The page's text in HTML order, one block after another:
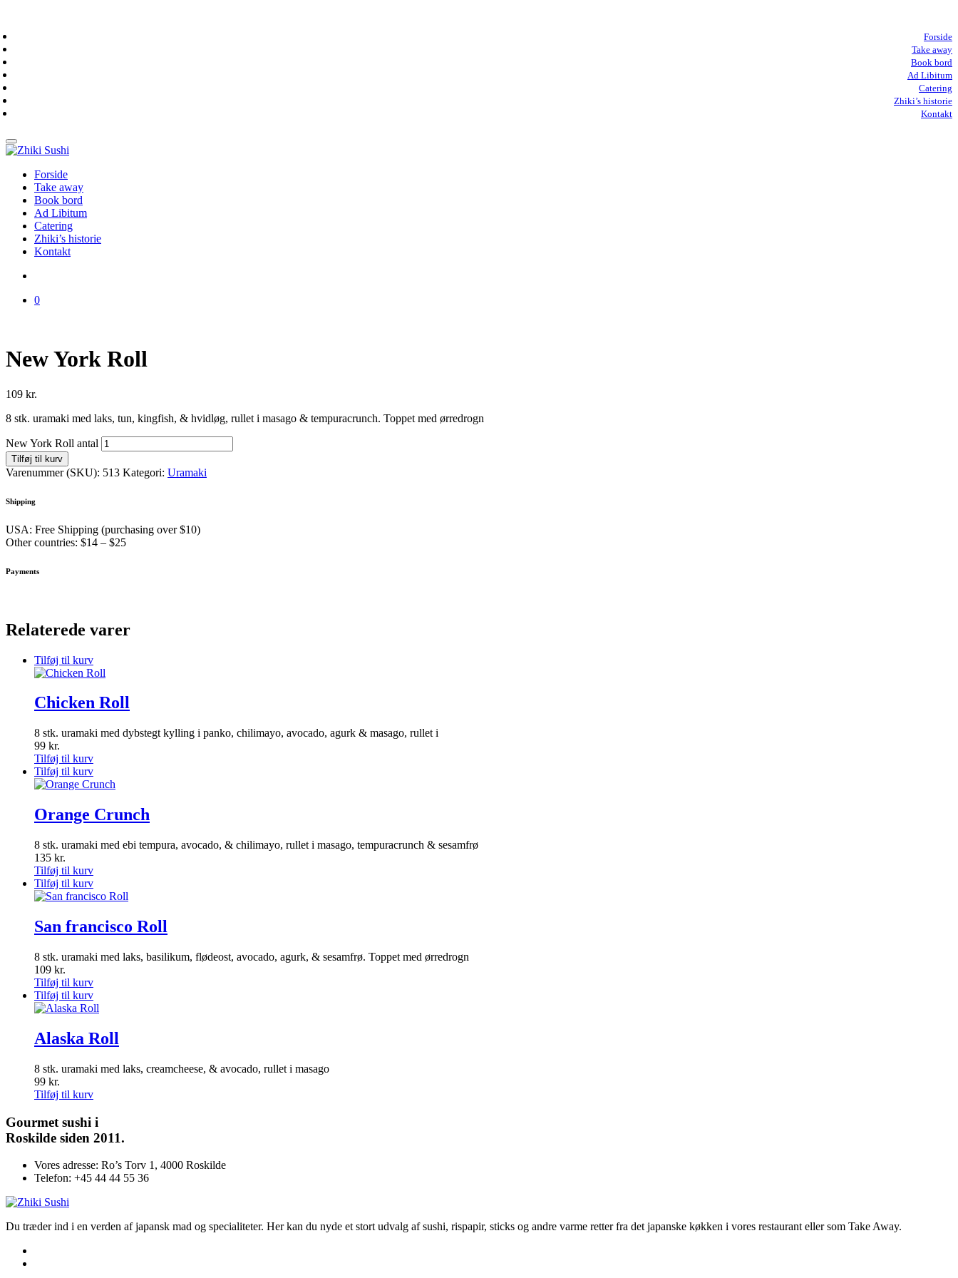
Forside
Take away
Book bord
Ad Libitum
Catering
Zhiki’s historie
Kontakt
Forside
Take away
Book bord
Ad Libitum
Catering
Zhiki’s historie
Kontakt
0
New York Roll
109 kr.
8 stk. uramaki med laks, tun, kingfish, & hvidløg, rullet i masago & tempuracrunch. Toppet med ørredrogn
New York Roll antal
Tilføj til kurv
Varenummer (SKU): 513 Kategori: Uramaki
Shipping
USA: Free Shipping (purchasing over $10)
Other countries: $14 – $25
Payments
Relaterede varer
Tilføj til kurv
Chicken Roll
8 stk. uramaki med dybstegt kylling i panko, chilimayo, avocado, agurk & masago, rullet i
99 kr.
Tilføj til kurv
Tilføj til kurv
Orange Crunch
8 stk. uramaki med ebi tempura, avocado, & chilimayo, rullet i masago, tempuracrunch & sesamfrø
135 kr.
Tilføj til kurv
Tilføj til kurv
San francisco Roll
8 stk. uramaki med laks, basilikum, flødeost, avocado, agurk, & sesamfrø. Toppet med ørredrogn
109 kr.
Tilføj til kurv
Tilføj til kurv
Alaska Roll
8 stk. uramaki med laks, creamcheese, & avocado, rullet i masago
99 kr.
Tilføj til kurv
Gourmet sushi i
Roskilde siden 2011.
Vores adresse: Ro’s Torv 1, 4000 Roskilde
Telefon: +45 44 44 55 36
Du træder ind i en verden af japansk mad og specialiteter. Her kan du nyde et stort udvalg af sushi, rispapir, sticks og andre varme retter fra det japanske køkken i vores restaurant eller som Take Away.